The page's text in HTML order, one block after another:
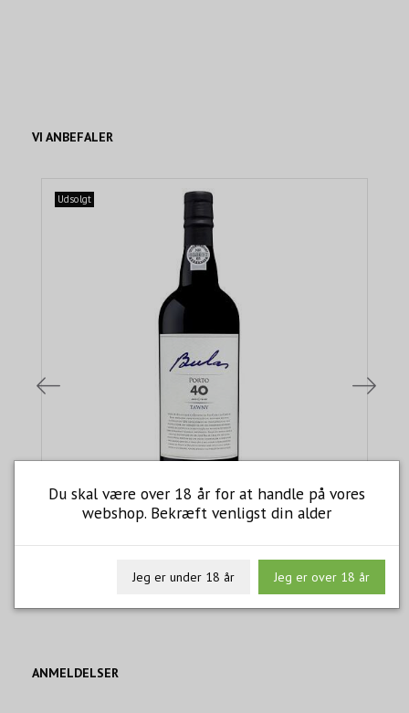
VI ANBEFALER
Udsolgt
1.289,00
ANMELDELSER
Du skal være over 18 år for at handle på vores
webshop. Bekræft venligst din alder
Jeg er under 18 år Jeg er over 18 år